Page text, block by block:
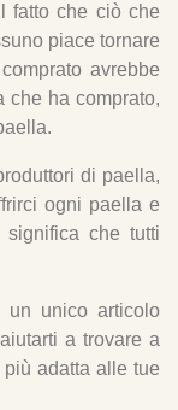
fatto che ciò che
piace tornare
avrebbe
che ha comprato,
di paella,
ogni paella e
che tutti
un unico articolo
a trovare a
più adatta alle tue